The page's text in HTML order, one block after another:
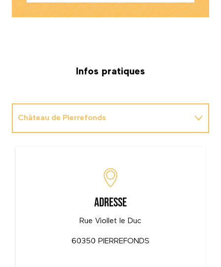
Infos pratiques
Château de Pierrefonds
Adresse
Rue Viollet le Duc
60350 PIERREFONDS